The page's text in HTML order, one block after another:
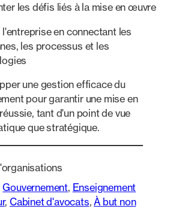
les défis liés à la mise en œuvre
l'entreprise en connectant les
les processus et les
une gestion efficace du
pour garantir une mise en
tant d'un point de vue
que stratégique.
Gouvernement, Enseignement
, Cabinet d'avocats, À but non